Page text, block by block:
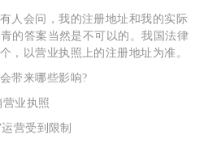
会问，我的注册地址和我的实际
的答案当然是不可以的。我国法律
，以营业执照上的注册地址为准。
带来哪些影响?
业执照
营受到限制